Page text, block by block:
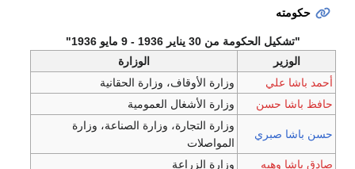
من 30 يناير 1936 - 9 مايو 1936"
وزارة الأوقاف، وزارة الحقانية
حسن
وزارة الأشغال العمومية
صبري
وزارة التجارة، وزارة الصناعة، وزارة
المواصلات
وهبه
وزارة الزراعة